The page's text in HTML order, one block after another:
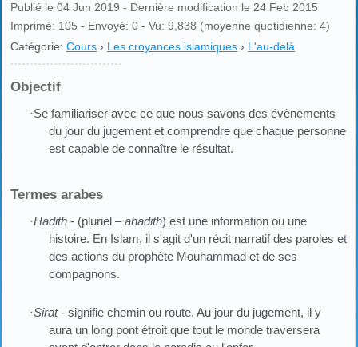
Publié le 04 Jun 2019 - Dernière modification le 24 Feb 2015
Imprimé: 105 - Envoyé: 0 - Vu: 9,838 (moyenne quotidienne: 4)
Catégorie: Cours › Les croyances islamiques › L'au-delà
Objectif
·Se familiariser avec ce que nous savons des évènements
du jour du jugement et comprendre que chaque personne
est capable de connaître le résultat.
Termes arabes
·Hadith - (pluriel –ahadith) est une information ou une
histoire. En Islam, il s'agit d'un récit narratif des paroles et
des actions du prophète Mouhammad et de ses
compagnons.
·Sirat- signifie chemin ou route. Au jour du jugement, il y
aura un long pont étroit que tout le monde traversera